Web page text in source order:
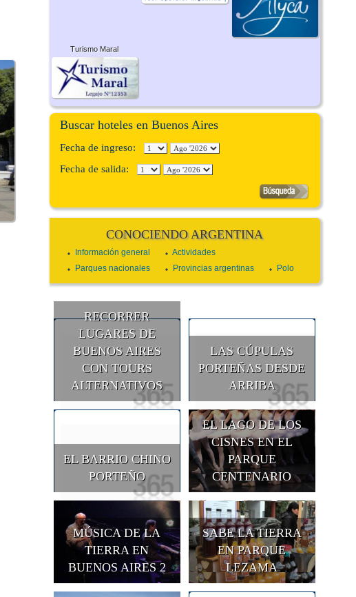
Turismo Maral
Buscar hoteles en Buenos Aires
Fecha de ingreso:
Fecha de salida:
CONOCIENDO ARGENTINA
Información general
Actividades
Parques nacionales
Provincias argentinas Polo
RECORRER
LUGARES DE
BUENOS AIRES
CON TOURS
ALTERNATIVOS
LAS CÚPULAS
PORTEÑAS DESDE
ARRIBA
EL BARRIO CHINO
PORTEÑO
EL LAGO DE LOS
CISNES EN EL
PARQUE
CENTENARIO
MÚSICA DE LA
TIERRA EN
BUENOS AIRES 2
SABE LA TIERRA
EN PARQUE
LEZAMA